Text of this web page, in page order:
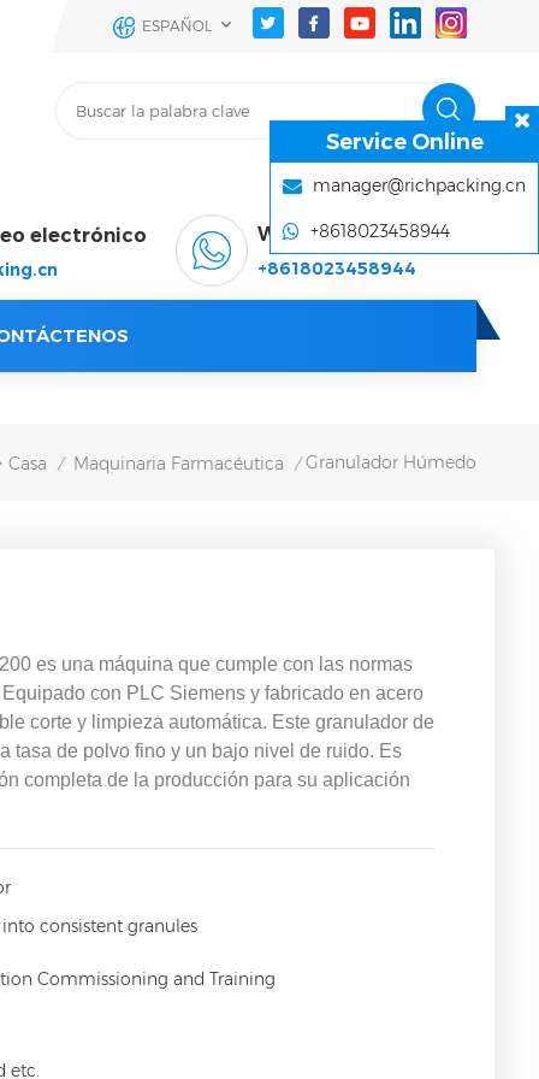
ESPAÑOL
electrónico WhatsApp & Wechat
+8618023458944
Casa / Maquinaria Farmacéutica / Granulador Húmedo
es una máquina que cumple con las normas
con PLC Siemens y fabricado en acero
corte y limpieza automática. Este granulador de
tasa de polvo fino y un bajo nivel de ruido. Es
completa de la producción para su aplicación
consistent granules
Commissioning and Training
etc.
Service Online
manager@richpacking.cn
+8618023458944